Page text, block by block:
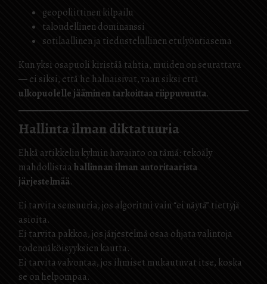
geopoliittinen kilpailu
taloudellinen dominanssi
sotilaallinen ja tiedustelullinen etulyöntiasema
Kun yksi osapuoli kiristää tahtia, muiden on seurattava
— ei siksi, että he haluaisivat, vaan siksi että
ulkopuolelle jääminen tarkoittaa riippuvuutta.
Hallinta ilman diktatuuria
Ehkä artikkelin kylmin havainto on tämä: tekoäly
mahdollistaahallinnan ilman autoritaarista
järjestelmää.
Ei tarvita sensuuria, jos algoritmi vain “ei näytä” tiettyjä
asioita.
Ei tarvita pakkoa, jos järjestelmä osaa ohjata valintoja
todennäköisyyksien kautta.
Ei tarvita valvontaa, jos ihmiset mukautuvat itse, koska
se on helpompaa.